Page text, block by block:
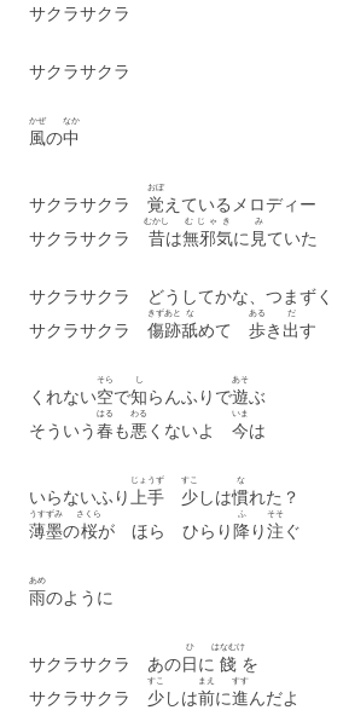
サクラサクラ
サクラサクラ
風
かぜ
の中
なか
サクラサクラ 覚
おぼ
えているメロディー
サクラサクラ 昔
むかし
は無邪気
むじゃき
に 見
み
ていた
サクラサクラ どうしてかな、つまずく
サクラサクラ 傷跡
きずあと
舐
な
めて 歩
ある
き 出
だ
す
くれない空
そら
で知
し
らんふりで遊
あそ
ぶ
そういう春
はる
も悪
わる
くないよ 今
いま
は
いらないふり上手
じょうず
少
すこ
しは慣
な
れた？
薄墨
うすずみ
の桜
さくら
が ほら ひらり降
ふ
り注
そそ
ぐ
雨
あめ
のように
サクラサクラ あの日
ひ
に 餞
はなむけ
を
サクラサクラ 少
すこ
しは前
まえ
に進
すす
んだよ